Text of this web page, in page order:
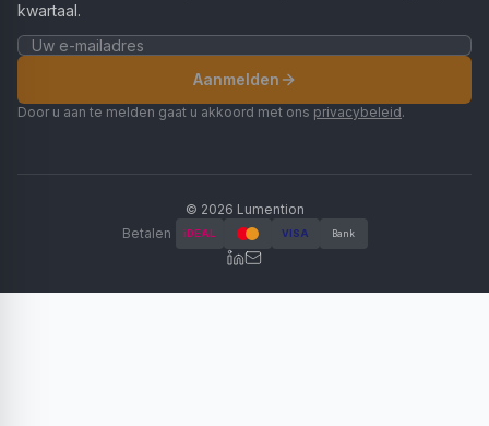
kwartaal.
Aanmelden
Door u aan te melden gaat u akkoord met ons privacybeleid.
© 2026 Lumention
Betalen
iDEAL VISA Bank